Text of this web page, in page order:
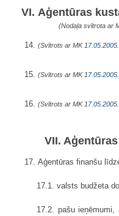
VI. Aģentūras
(Nodaļa svītrota ar
14. (Svītrots ar MK 17.05.2005.
15. (Svītrots ar MK 17.05.2005.
16. (Svītrots ar MK 17.05.2005.
VII.
17. Aģentūras finanšu
17.1. valsts budžeta
17.2. pašu ieņēmumi,